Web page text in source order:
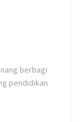
berbagi
pendidikan